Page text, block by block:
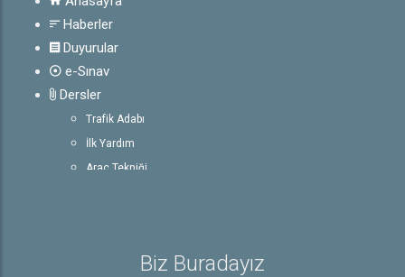
Haberler
Duyurular
e-Sınav
Dersler
Trafik Adabı
İlk Yardım
Araç Tekniği
Sürücü BelgeleriBiz Buradayız